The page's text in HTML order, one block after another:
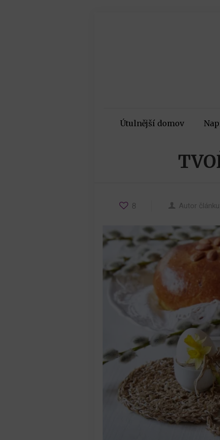
Útulnější domov
8 Autor článku: